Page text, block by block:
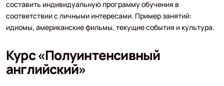
составить индивидуальную программу обучения в
соответствии с личными интересами. Пример занятий:
идиомы, американские фильмы, текущие события и культура.
Курс «Полуинтенсивный
английский»